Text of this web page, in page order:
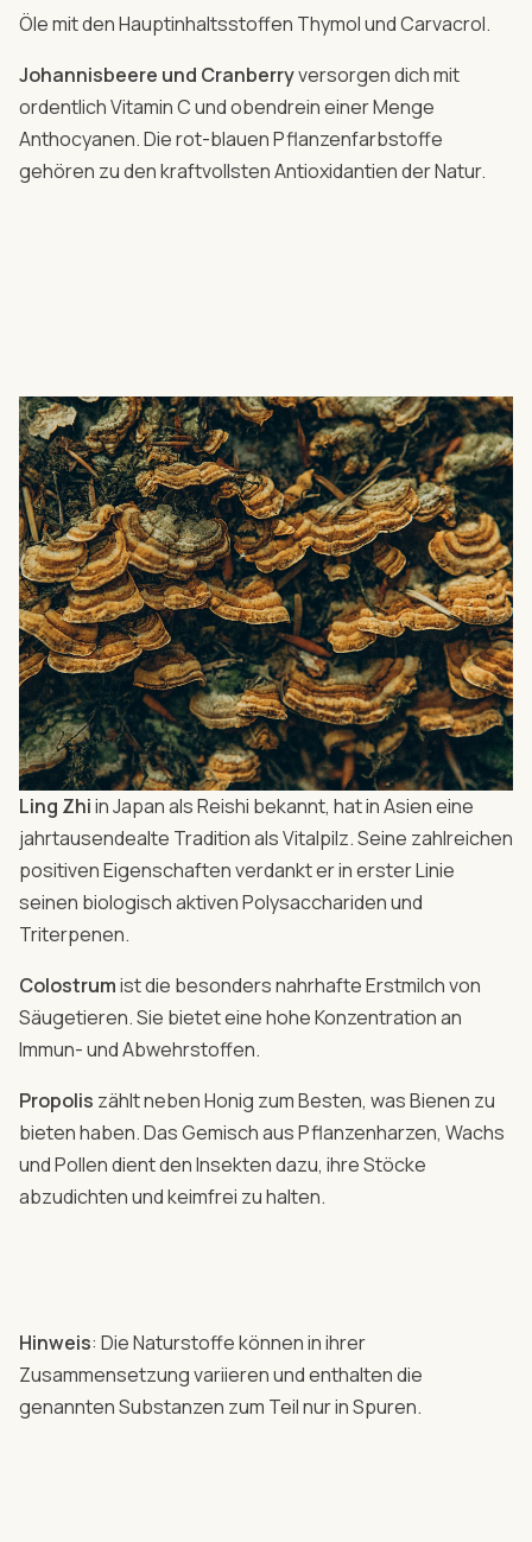
Öle mit den Hauptinhaltsstoffen Thymol und Carvacrol.
Johannisbeere und Cranberryversorgen dich mit
ordentlich Vitamin C und obendrein einer Menge
Anthocyanen. Die rot-blauen Pflanzenfarbstoffe
gehören zu den kraftvollsten Antioxidantien der Natur.
Ling Zhiin Japan als Reishi bekannt, hat in Asien eine
jahrtausendealte Tradition als Vitalpilz. Seine zahlreichen
positiven Eigenschaften verdankt er in erster Linie
seinen biologisch aktiven Polysacchariden und
Triterpenen.
Colostrumist die besonders nahrhafte Erstmilch von
Säugetieren. Sie bietet eine hohe Konzentration an
Immun- und Abwehrstoffen.
Propolis zählt neben Honig zum Besten, was Bienen zu
bieten haben. Das Gemisch aus Pflanzenharzen, Wachs
und Pollen dient den Insekten dazu, ihre Stöcke
abzudichten und keimfrei zu halten.
Hinweis: Die Naturstoffe können in ihrer
Zusammensetzung variieren und enthalten die
genannten Substanzen zum Teil nur in Spuren.